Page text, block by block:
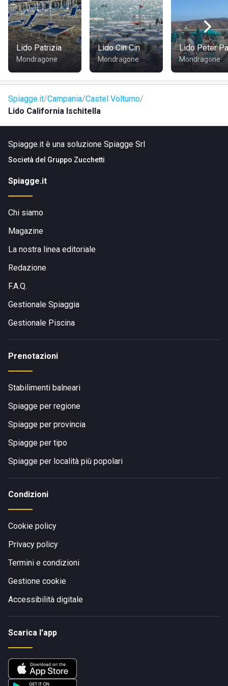
pubblici:
•in auto, l'ottima rete stradale e autostradale che dirama in
tutte le direzioni, permette di giungere al lido senza
difficoltà;
in treno, la stazione più vicina è quella di Villa Literno, che
si trova a poco più di 10 chilometri dalla struttura;
•in aereo, dall'aeroporto di Napoli Capodichino si arriva in
meno di 30 minuti di automobile.
Lido Patrizia
Mondragone
Lido Cin Cin
Mondragone
Lido Peter
Mondragone
Spiagge.it Campania Castel Volturno
Lido California Ischitella
Spiagge.it è una soluzione Spiagge Srl
Società del Gruppo Zucchetti
Spiagge.it
Chi siamo
Magazine
La nostra linea editoriale
Redazione
F.A.Q.
Gestionale Spiaggia
Gestionale Piscina
Prenotazioni
Stabilimenti balneari
Spiagge per regione
Spiagge per provincia
Spiagge per tipo
Spiagge per località più popolari
Condizioni
Cookie policy
Privacy policy
Termini e condizioni
Gestione cookie
Accessibilità digitale
Scarica l'app